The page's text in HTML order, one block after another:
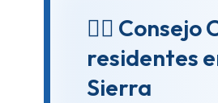
👨‍⚕️ Consejo
residentes
Sierra